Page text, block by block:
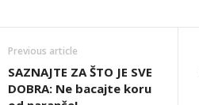
Previous article
SAZNAJTE ZA ŠTO JE SVE
DOBRA: Ne bacajte koru